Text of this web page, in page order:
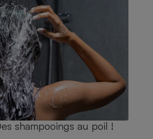
shampooings au poil !